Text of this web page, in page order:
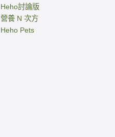
Heho討論版
營養 N 次方
Heho Pets